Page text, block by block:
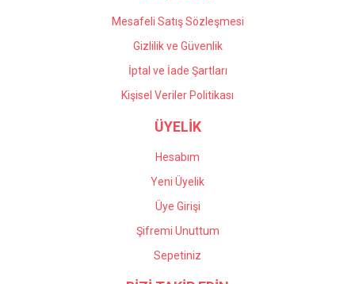
Mesafeli Satış Sözleşmesi
Gizlilik ve Güvenlik
İptal ve İade Şartları
Kişisel Veriler Politikası
ÜYELİK
Hesabım
Yeni Üyelik
Üye Girişi
Şifremi Unuttum
Sepetiniz